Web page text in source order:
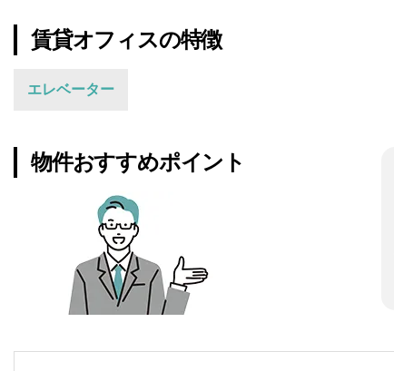
賃貸オフィスの特徴
エレベーター
物件おすすめポイント